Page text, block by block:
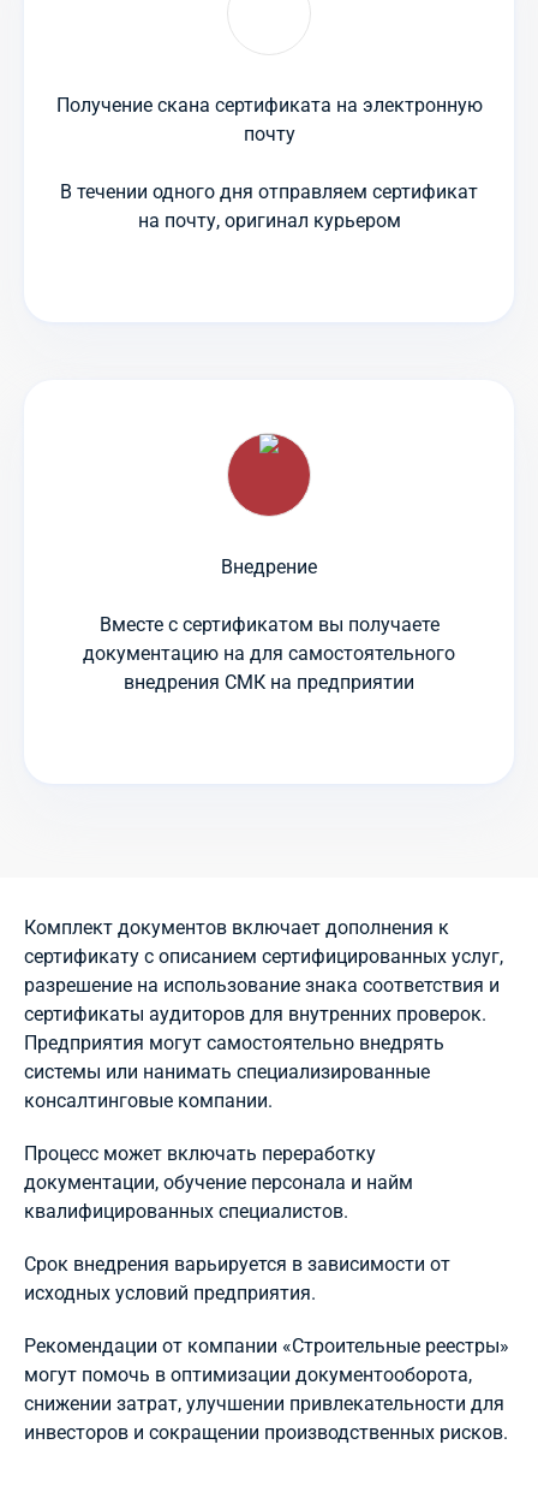
Получение скана сертификата на электронную
почту
В течении одного дня отправляем сертификат
на почту, оригинал курьером
Внедрение
Вместе с сертификатом вы получаете
документацию на для самостоятельного
внедрения СМК на предприятии
Комплект документов включает дополнения к
сертификату с описанием сертифицированных услуг,
разрешение на использование знака соответствия и
сертификаты аудиторов для внутренних проверок.
Предприятия могут самостоятельно внедрять
системы или нанимать специализированные
консалтинговые компании.
Процесс может включать переработку
документации, обучение персонала и найм
квалифицированных специалистов.
Срок внедрения варьируется в зависимости от
исходных условий предприятия.
Рекомендации от компании «Строительные реестры»
могут помочь в оптимизации документооборота,
снижении затрат, улучшении привлекательности для
инвесторов и сокращении производственных рисков.